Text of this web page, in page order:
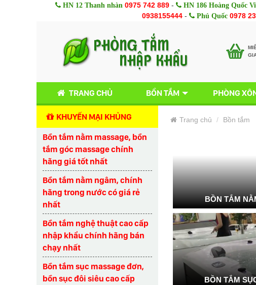
HN 12 Thanh nhàn 0975 742 889 - HN 186 Hoàng Quốc
0938155444- Phú Quốc 0978
TRANG CHỦ BỒN TẮM PHÒNG
KHUYẾN MẠI KHỦNG
Bồn tắm nằm massage, bồn
tắm góc massage chính
hãng giá tốt nhất
Bồn tắm nằm ngâm, chính
hãng trong nước có giá rẻ
nhất
Bồn tắm nghệ thuật cao cấp
nhập khẩu chính hãng bán
chạy nhất
Bồn tắm sục massage đơn,
bồn sục đôi siêu cao cấp
Trang chủ Bồn tắm
BỒN TẮM
BỒN TẮM